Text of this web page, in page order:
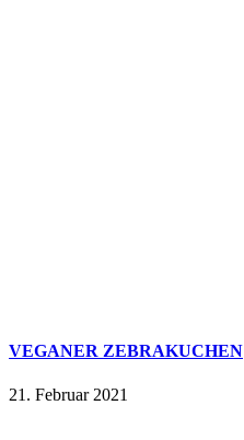
VEGANER ZEBRAKUCHEN
21. Februar 2021